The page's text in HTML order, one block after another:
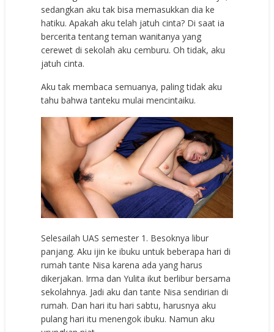
sedangkan aku tak bisa memasukkan dia ke
hatiku. Apakah aku telah jatuh cinta? Di saat ia
bercerita tentang teman wanitanya yang
cerewet di sekolah aku cemburu. Oh tidak, aku
jatuh cinta.
Aku tak membaca semuanya, paling tidak aku
tahu bahwa tanteku mulai mencintaiku.
Selesailah UAS semester 1. Besoknya libur
panjang. Aku ijin ke ibuku untuk beberapa hari di
rumah tante Nisa karena ada yang harus
dikerjakan. Irma dan Yulita ikut berlibur bersama
sekolahnya. Jadi aku dan tante Nisa sendirian di
rumah. Dan hari itu hari sabtu, harusnya aku
pulang hari itu menengok ibuku. Namun aku